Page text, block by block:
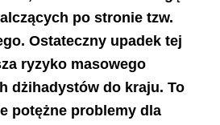
po stronie tzw.
Ostateczny upadek tej
ryzyko masowego
dżihadystów do kraju. To
potężne problemy dla